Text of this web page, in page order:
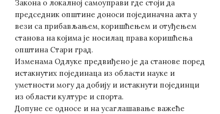
Закона о локалној самоуправи где стоји да
председник општине доноси појединачна акта у
вези са прибављањем, коришћењем и отуђењем
станова на којима је носилац права коришћења
општина Стари град.
Изменама Одлуке предвиђено је да станове поред
истакнутих појединаца из области науке и
уметности могу да добију и истакнути појединци
из области културе и спорта.
Допуне се односе и на усаглашавање важеће